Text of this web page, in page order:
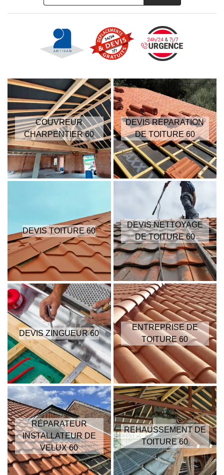
COUVREUR
CHARPENTIER 60
DEVIS RÉPARATION
DE TOITURE 60
DEVIS TOITURE 60
DEVIS NETTOYAGE
DE TOITURE 60
DEVIS ZINGUEUR 60
ENTREPRISE DE
TOITURE 60
RÉPARATEUR
INSTALLATEUR DE
VELUX 60
REHAUSSEMENT DE
TOITURE 60